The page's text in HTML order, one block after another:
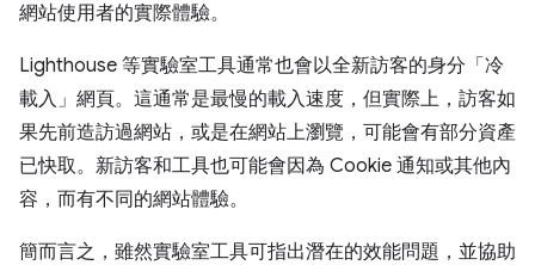
網站使用者的實際體驗。
Lighthouse 等實驗室工具通常也會以全新訪客的身分「冷
載入」網頁。這通常是最慢的載入速度，但實際上，訪客如
果先前造訪過網站，或是在網站上瀏覽，可能會有部分資產
已快取。新訪客和工具也可能會因為 Cookie 通知或其他內
容，而有不同的網站體驗。
簡而言之，雖然實驗室工具可指出潛在的效能問題，並協助